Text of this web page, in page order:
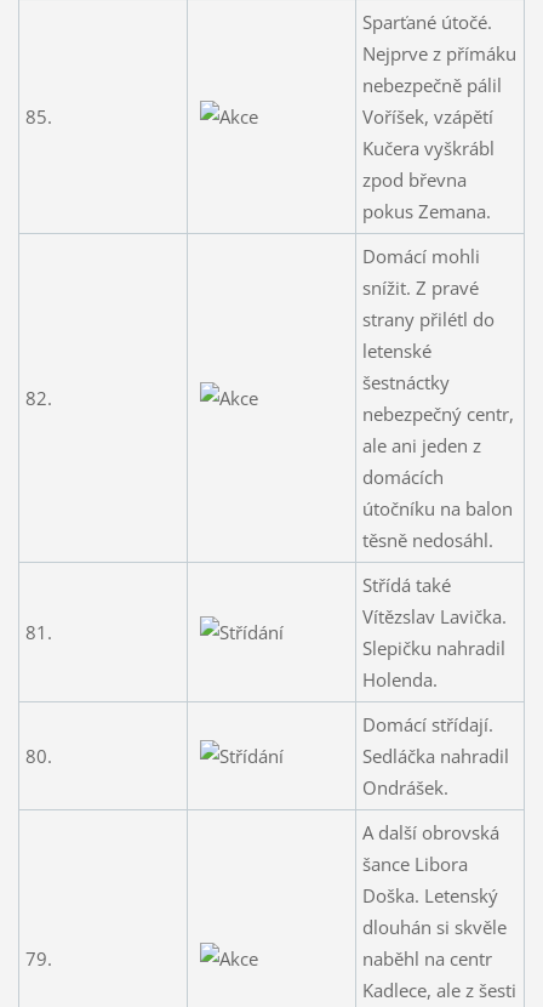
85.
Sparťané útočé.
Nejprve z přímáku
nebezpečně pálil
Voříšek, vzápětí
Kučera vyškrábl
zpod břevna
pokus Zemana.
82.
Domácí mohli
snížit. Z pravé
strany přilétl do
letenské
šestnáctky
nebezpečný centr,
ale ani jeden z
domácích
útočníku na balon
těsně nedosáhl.
81.
Střídá také
Vítězslav Lavička.
Slepičku nahradil
Holenda.
80.
Domácí střídají.
Sedláčka nahradil
Ondrášek.
79.
A další obrovská
šance Libora
Doška. Letenský
dlouhán si skvěle
naběhl na centr
Kadlece, ale z šesti